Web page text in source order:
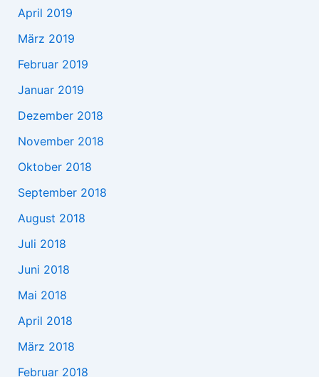
April 2019
März 2019
Februar 2019
Januar 2019
Dezember 2018
November 2018
Oktober 2018
September 2018
August 2018
Juli 2018
Juni 2018
Mai 2018
April 2018
März 2018
Februar 2018